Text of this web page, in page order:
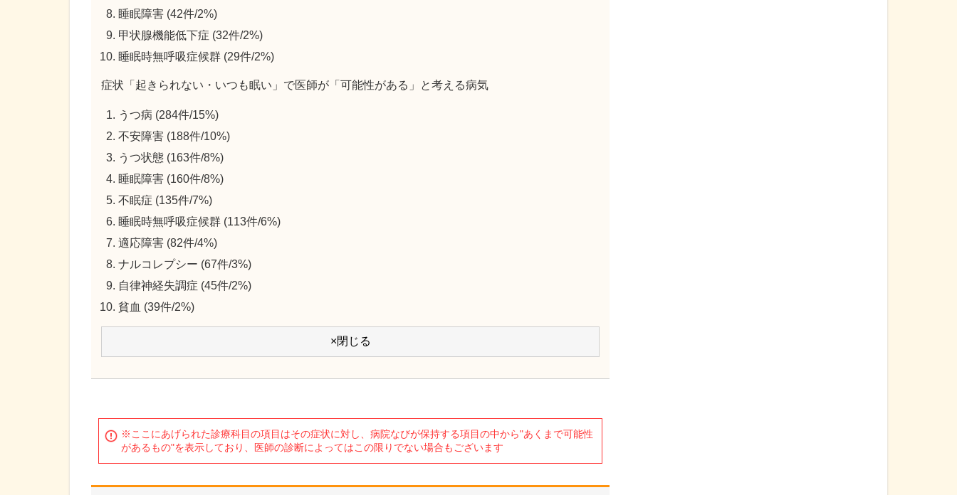
睡眠障害 (42件/2%)
甲状腺機能低下症 (32件/2%)
睡眠時無呼吸症候群 (29件/2%)
症状「起きられない・いつも眠い」で医師が「可能性がある」と考える病気
うつ病 (284件/15%)
不安障害 (188件/10%)
うつ状態 (163件/8%)
睡眠障害 (160件/8%)
不眠症 (135件/7%)
睡眠時無呼吸症候群 (113件/6%)
適応障害 (82件/4%)
ナルコレプシー (67件/3%)
自律神経失調症 (45件/2%)
貧血 (39件/2%)
×閉じる
※ここにあげられた診療科目の項目はその症状に対し、病院なびが保持する項目の中から"あくまで可能性
があるもの"を表示しており、医師の診断によってはこの限りでない場合もございます